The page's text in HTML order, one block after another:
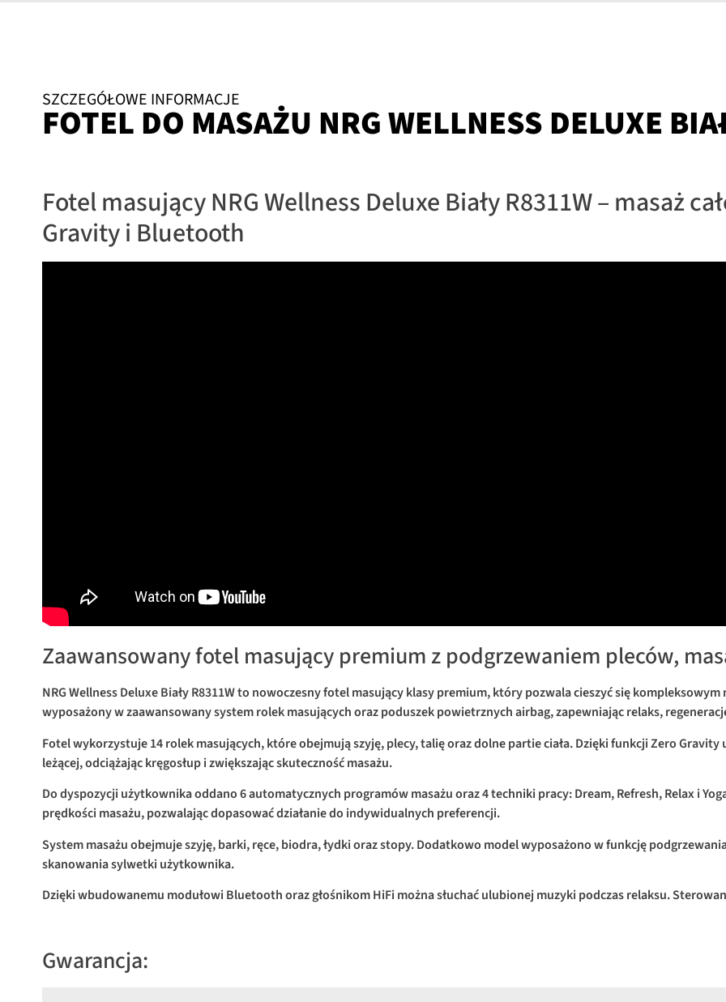
SZCZEGÓŁOWE INFORMACJE
FOTEL DO MASAŻU NRG WELLNESS DELUXE
Fotel masujący NRG Wellness Deluxe Biały R8311W – masaż
Gravity i Bluetooth
Zaawansowany fotel masujący premium z podgrzewaniem pleców,
NRG Wellness Deluxe Biały R8311W to nowoczesny fotel masujący klasy premium, który pozwala cieszyć się kompleksowym
wyposażony w zaawansowany system rolek masujących oraz poduszek powietrznych airbag, zapewniając relaks,
Fotel wykorzystuje 14 rolek masujących, które obejmują szyję, plecy, talię oraz dolne partie ciała. Dzięki funkcji Zero Gravity
leżącej, odciążając kręgosłup i zwiększając skuteczność masażu.
Do dyspozycji użytkownika oddano 6 automatycznych programów masażu oraz 4 techniki pracy: Dream, Refresh, Relax i
prędkości masażu, pozwalając dopasować działanie do indywidualnych preferencji.
System masażu obejmuje szyję, barki, ręce, biodra, łydki oraz stopy. Dodatkowo model wyposażono w funkcję
skanowania sylwetki użytkownika.
Dzięki wbudowanemu modułowi Bluetooth oraz głośnikom HiFi można słuchać ulubionej muzyki podczas relaksu.
Gwarancja: